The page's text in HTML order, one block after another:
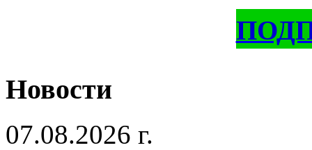
Новости
07.08.2026 г.